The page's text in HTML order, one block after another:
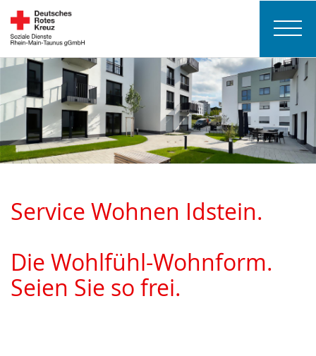
Service Wohnen Idstein.
Die Wohlfühl-Wohnform.
Seien Sie so frei.